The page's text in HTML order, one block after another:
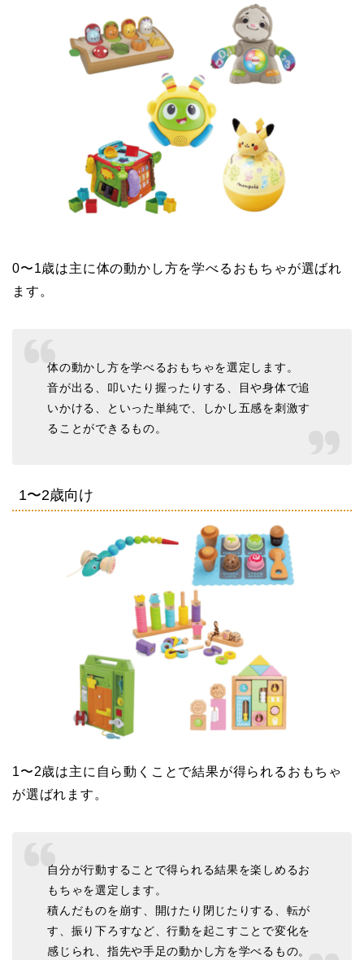
0〜1歳は主に体の動かし方を学べるおもちゃが選ばれ
ます。
体の動かし方を学べるおもちゃを選定します。
音が出る、叩いたり握ったりする、目や身体で追
いかける、といった単純で、しかし五感を刺激す
ることができるもの。
1〜2歳向け
1〜2歳は主に自ら動くことで結果が得られるおもちゃ
が選ばれます。
自分が行動することで得られる結果を楽しめるお
もちゃを選定します。
積んだものを崩す、開けたり閉じたりする、転が
す、振り下ろすなど、行動を起こすことで変化を
感じられ、指先や手足の動かし方を学べるもの。